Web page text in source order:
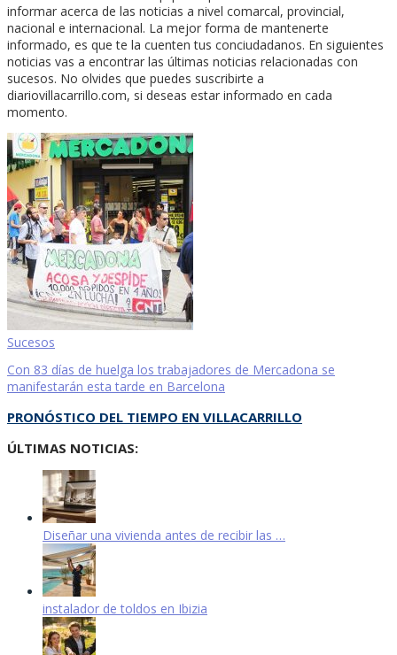
informar acerca de las noticias a nivel comarcal, provincial,
nacional e internacional. La mejor forma de mantenerte
informado, es que te la cuenten tus conciudadanos. En siguientes
noticias vas a encontrar las últimas noticias relacionadas con
sucesos. No olvides que puedes suscribirte a
diariovillacarrillo.com, si deseas estar informado en cada
momento.
Sucesos
Con 83 días de huelga los trabajadores de Mercadona se
manifestarán esta tarde en Barcelona
PRONÓSTICO DEL TIEMPO EN VILLACARRILLO
ÚLTIMAS NOTICIAS:
Diseñar una vivienda antes de recibir las …
instalador de toldos en Ibizia